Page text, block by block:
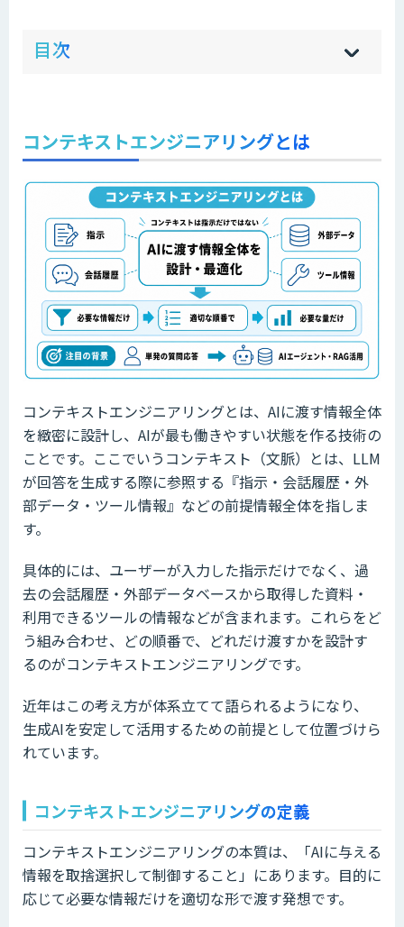
目次 hi
]
sh
]
コンテキストエンジニアリングとは
コンテキストエンジニアリングとは、AIに渡す情報全体
を緻密に設計し、AIが最も働きやすい状態を作る技術の
ことです。ここでいうコンテキスト（文脈）とは、LLM
が回答を生成する際に参照する『指示・会話履歴・外
部データ・ツール情報』などの前提情報全体を指しま
す。
具体的には、ユーザーが入力した指示だけでなく、過
去の会話履歴・外部データベースから取得した資料・
利用できるツールの情報などが含まれます。これらをど
う組み合わせ、どの順番で、どれだけ渡すかを設計す
るのがコンテキストエンジニアリングです。
近年はこの考え方が体系立てて語られるようになり、
生成AIを安定して活用するための前提として位置づけら
れています。
コンテキストエンジニアリングの定義
コンテキストエンジニアリングの本質は、「AIに与える
情報を取捨選択して制御すること」にあります。目的に
応じて必要な情報だけを適切な形で渡す発想です。